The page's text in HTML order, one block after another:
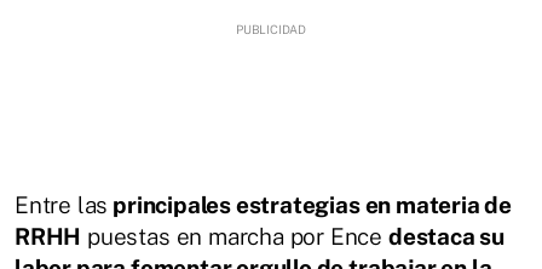
Entre las principales estrategias en materia de
RRHH puestas en marcha por Ence destaca su